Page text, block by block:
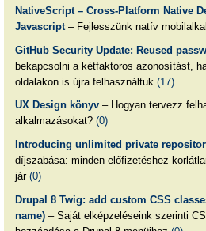
NativeScript – Cross-Platform Native
Javascript– Fejlesszünk natív
GitHub Security Update: Reused
bekapcsolni a kétfaktoros azonosítást,
oldalakon is újra felhasználtuk (17)
UX Design könyv– Hogyan tervezz
alkalmazásokat? (0)
Introducing unlimited private
díjszabása: minden előfizetéshez
jár (0)
Drupal 8 Twig: add custom CSS
name)– Saját elképzeléseink szerinti